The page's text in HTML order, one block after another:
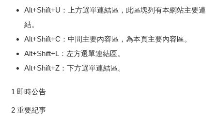
Alt+Shift+U：上方選單連結區，此區塊列有本網站主要連
結。
Alt+Shift+C：中間主要內容區，為本頁主要內容區。
Alt+Shift+L：左方選單連結區。
Alt+Shift+Z：下方選單連結區。
1 即時公告
2 重要紀事